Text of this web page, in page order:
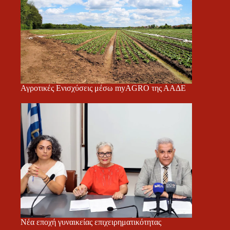
Αγροτικές Ενισχύσεις μέσω myAGRO της ΑΑΔΕ
Νέα εποχή γυναικείας επιχειρηματικότητας